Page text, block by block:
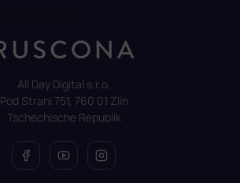
All Day Digital s.r.o.
Pod Strani 751, 760 01 Zlín
Tschechische Republik